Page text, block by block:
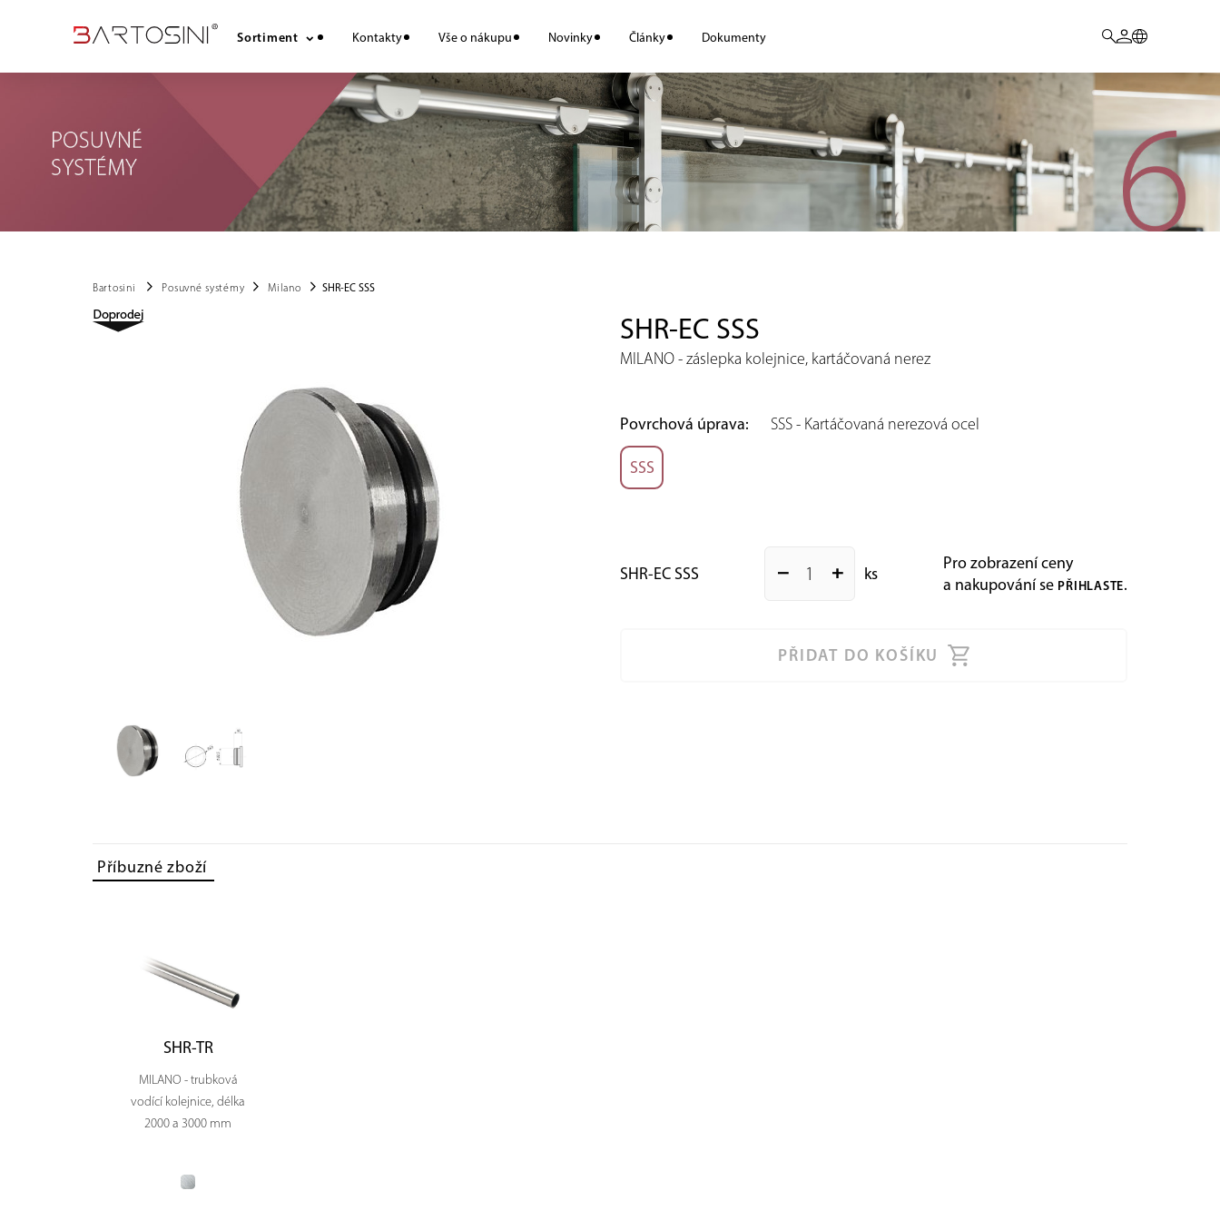
Sortiment Kontakty Vše o nákupu Novinky Články Dokumenty
Bartosini chevron_right Posuvné systémy chevron_right Milano chevron_right SHR-EC SSS
SHR-EC SSS
MILANO - záslepka kolejnice, kartáčovaná nerez
Povrchová úprava: SSS - Kartáčovaná nerezová ocel
SSS
SHR-EC SSS remove add ks
Pro zobrazení ceny
a nakupování se PŘIHLASTE.
PŘIDAT DO KOŠÍKU
Příbuzné zboží
SHR-TR
MILANO - trubková
vodící kolejnice, délka
2000 a 3000 mm